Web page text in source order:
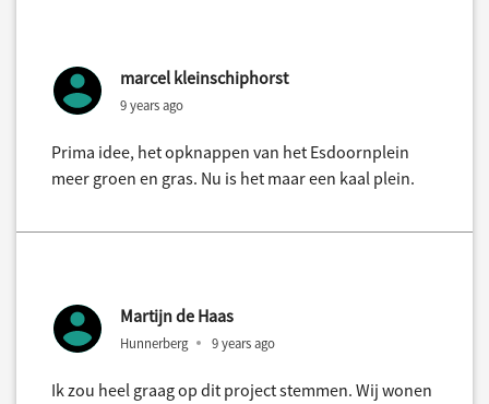
marcel kleinschiphorst
9 years ago
Prima idee, het opknappen van het Esdoornplein
meer groen en gras. Nu is het maar een kaal plein.
Martijn de Haas
Hunnerberg 9 years ago
Ik zou heel graag op dit project stemmen. Wij wonen